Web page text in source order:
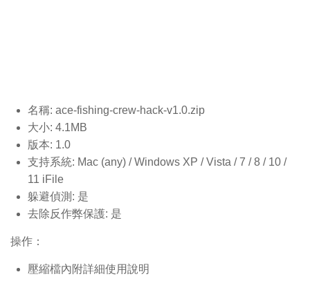
名稱: ace-fishing-crew-hack-v1.0.zip
大小: 4.1MB
版本: 1.0
支持系統: Mac (any) / Windows XP / Vista / 7 / 8 / 10 /
11 iFile
躲避偵測: 是
去除反作弊保護: 是
操作：
壓縮檔內附詳細使用說明